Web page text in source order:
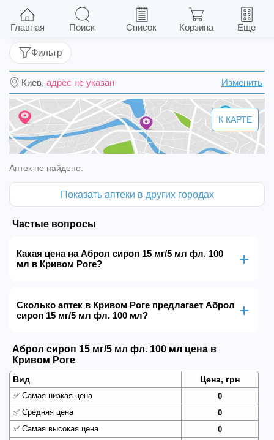
Аброл сироп 15 мг/5 мл фл. 100 мл
Киев, адрес не указан Изменить
Фильтр
К КАРТЕ
Аптек не найдено.
Показать аптеки в других городах
Частые вопросы
Какая цена на Аброл сироп 15 мг/5 мл фл. 100
мл в Кривом Роге?
Сколько аптек в Кривом Роге предлагает Аброл
сироп 15 мг/5 мл фл. 100 мл?
Аброл сироп 15 мг/5 мл фл. 100 мл цена в
Кривом Роге
Вид Цена, грн
✅ Самая низкая цена
0
✅ Средняя цена
0
✅ Самая высокая цена
0
Главная Поиск Список Корзина Еще